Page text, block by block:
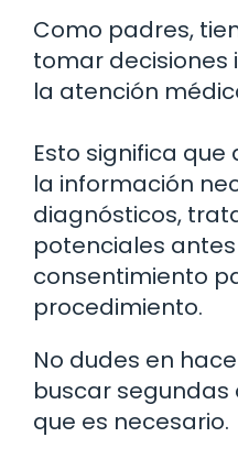
Como padres,
tomar
la atención
Esto significa
la información
diagnósticos,
potenciales
consentimiento
procedimiento.
No dudes en
buscar segundas
que es necesario.